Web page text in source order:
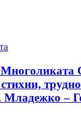
Младежко –